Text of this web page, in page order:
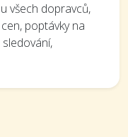
všech dopravců,
poptávky na